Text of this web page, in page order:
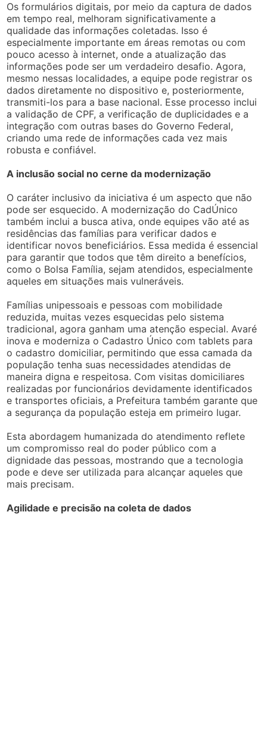
Os formulários digitais, por meio da captura de dados
em tempo real, melhoram significativamente a
qualidade das informações coletadas. Isso é
especialmente importante em áreas remotas ou com
pouco acesso à internet, onde a atualização das
informações pode ser um verdadeiro desafio. Agora,
mesmo nessas localidades, a equipe pode registrar os
dados diretamente no dispositivo e, posteriormente,
transmiti-los para a base nacional. Esse processo inclui
a validação de CPF, a verificação de duplicidades e a
integração com outras bases do Governo Federal,
criando uma rede de informações cada vez mais
robusta e confiável.
A inclusão social no cerne da modernização
O caráter inclusivo da iniciativa é um aspecto que não
pode ser esquecido. A modernização do CadÚnico
também inclui a busca ativa, onde equipes vão até as
residências das famílias para verificar dados e
identificar novos beneficiários. Essa medida é essencial
para garantir que todos que têm direito a benefícios,
como o Bolsa Família, sejam atendidos, especialmente
aqueles em situações mais vulneráveis.
Famílias unipessoais e pessoas com mobilidade
reduzida, muitas vezes esquecidas pelo sistema
tradicional, agora ganham uma atenção especial. Avaré
inova e moderniza o Cadastro Único com tablets para
o cadastro domiciliar, permitindo que essa camada da
população tenha suas necessidades atendidas de
maneira digna e respeitosa. Com visitas domiciliares
realizadas por funcionários devidamente identificados
e transportes oficiais, a Prefeitura também garante que
a segurança da população esteja em primeiro lugar.
Esta abordagem humanizada do atendimento reflete
um compromisso real do poder público com a
dignidade das pessoas, mostrando que a tecnologia
pode e deve ser utilizada para alcançar aqueles que
mais precisam.
Agilidade e precisão na coleta de dados